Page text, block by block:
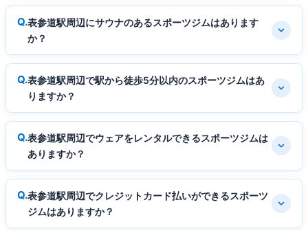
表参道駅周辺にサウナのあるスポーツジムはあります
か？
表参道駅周辺で駅から徒歩5分以内のスポーツジムはあ
りますか？
表参道駅周辺でウェアをレンタルできるスポーツジムは
ありますか？
表参道駅周辺でクレジットカード払いができるスポーツ
ジムはありますか？